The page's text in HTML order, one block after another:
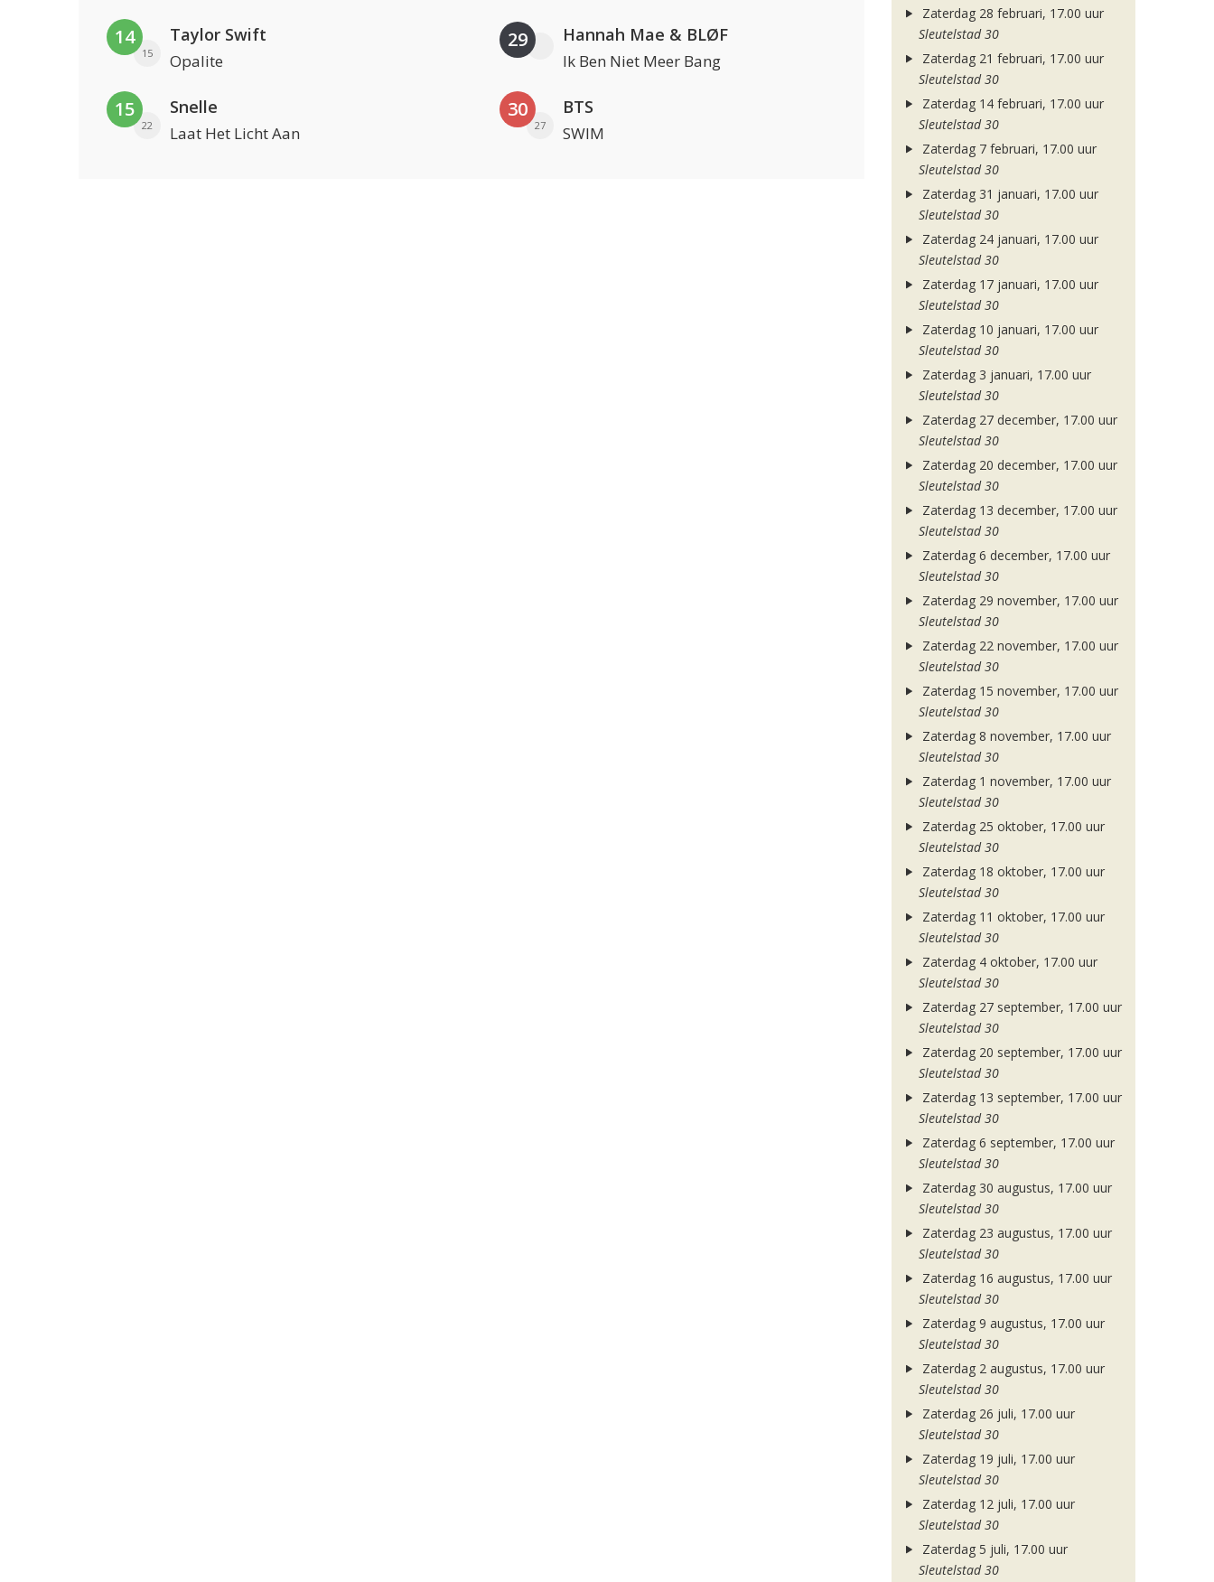
14
15
Taylor Swift
Opalite
15
22
Snelle
Laat Het Licht Aan
29 Hannah Mae & BLØF
Ik Ben Niet Meer Bang
30
27
BTS
SWIM
Zaterdag 28 februari, 17.00 uur
Sleutelstad 30
Zaterdag 21 februari, 17.00 uur
Sleutelstad 30
Zaterdag 14 februari, 17.00 uur
Sleutelstad 30
Zaterdag 7 februari, 17.00 uur
Sleutelstad 30
Zaterdag 31 januari, 17.00 uur
Sleutelstad 30
Zaterdag 24 januari, 17.00 uur
Sleutelstad 30
Zaterdag 17 januari, 17.00 uur
Sleutelstad 30
Zaterdag 10 januari, 17.00 uur
Sleutelstad 30
Zaterdag 3 januari, 17.00 uur
Sleutelstad 30
Zaterdag 27 december, 17.00 uur
Sleutelstad 30
Zaterdag 20 december, 17.00 uur
Sleutelstad 30
Zaterdag 13 december, 17.00 uur
Sleutelstad 30
Zaterdag 6 december, 17.00 uur
Sleutelstad 30
Zaterdag 29 november, 17.00 uur
Sleutelstad 30
Zaterdag 22 november, 17.00 uur
Sleutelstad 30
Zaterdag 15 november, 17.00 uur
Sleutelstad 30
Zaterdag 8 november, 17.00 uur
Sleutelstad 30
Zaterdag 1 november, 17.00 uur
Sleutelstad 30
Zaterdag 25 oktober, 17.00 uur
Sleutelstad 30
Zaterdag 18 oktober, 17.00 uur
Sleutelstad 30
Zaterdag 11 oktober, 17.00 uur
Sleutelstad 30
Zaterdag 4 oktober, 17.00 uur
Sleutelstad 30
Zaterdag 27 september, 17.00 uur
Sleutelstad 30
Zaterdag 20 september, 17.00 uur
Sleutelstad 30
Zaterdag 13 september, 17.00 uur
Sleutelstad 30
Zaterdag 6 september, 17.00 uur
Sleutelstad 30
Zaterdag 30 augustus, 17.00 uur
Sleutelstad 30
Zaterdag 23 augustus, 17.00 uur
Sleutelstad 30
Zaterdag 16 augustus, 17.00 uur
Sleutelstad 30
Zaterdag 9 augustus, 17.00 uur
Sleutelstad 30
Zaterdag 2 augustus, 17.00 uur
Sleutelstad 30
Zaterdag 26 juli, 17.00 uur
Sleutelstad 30
Zaterdag 19 juli, 17.00 uur
Sleutelstad 30
Zaterdag 12 juli, 17.00 uur
Sleutelstad 30
Zaterdag 5 juli, 17.00 uur
Sleutelstad 30